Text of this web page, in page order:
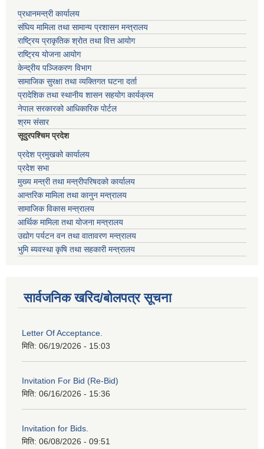
प्रधानमन्त्री कार्यालय
संघिय मामिला तथा सामान्य प्रशासन मन्त्रालय
राष्ट्रिय प्राकृतिक श्रोत तथा वित्त आयोग
राष्ट्रिय योजना आयोग
केन्द्रीय पञ्जिकरण विभाग
सामाजिक सुरक्षा तथा व्यक्तिगत घटना दर्ता
प्रादेशिक तथा स्थानीय शासन सहयोग कार्यक्रम
नेपाल सरकारको आधिकारिक पोर्टल
श्रम संसार
सूदुरपश्चिम प्रदेश
प्रदेश प्रमुखको कार्यालय
प्रदेश सभा
मुख्य मन्त्री तथा मन्त्रीपरिषदको कार्यालय
आन्तरिक मामिला तथा कानुन मन्त्रालय
सामाजिक विकास मन्त्रालय
आर्थिक मामिला तथा योजना मन्त्रालय
उद्योग पर्यटन वन तथा वातावरण मन्त्रालय
भुमि ब्यवस्था कृषि तथा सहकारी मन्त्रालय
सार्वजनिक खरिद/बोलपत्र सूचना
Letter Of Acceptance.
मिति: 06/19/2026 - 15:03
Invitation For Bid (Re-Bid)
मिति: 06/16/2026 - 15:36
Invitation for Bids.
मिति: 06/08/2026 - 09:51